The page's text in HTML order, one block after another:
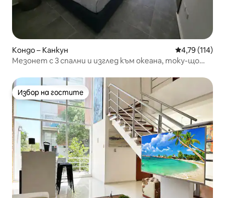
Кондо – Канкун Средна
4,79 (114)
Мезонет с 3 спални и изглед към океана, току-що
Избор на гостите
Избор на гостите